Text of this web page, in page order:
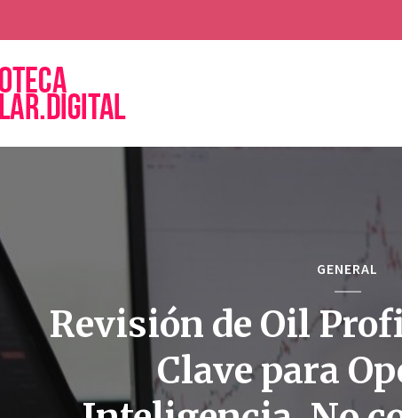
GENERAL
Revisión de Oil
Clave para